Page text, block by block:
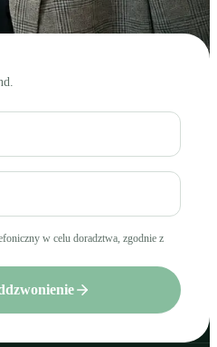
w celu doradztwa, zgodnie z